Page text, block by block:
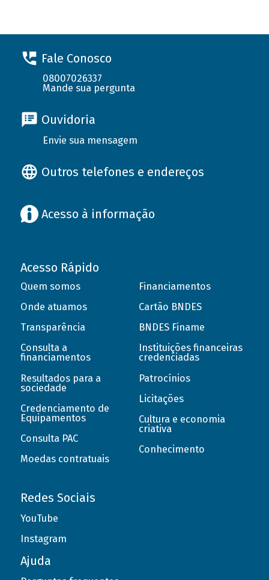
Fale Conosco
08007026337
Mande sua pergunta
Ouvidoria
Envie sua mensagem
Outros telefones e endereços
Acesso à informação
Acesso Rápido
Quem somos
Onde atuamos
Transparência
Consulta a
financiamentos
Resultados para a
sociedade
Credenciamento de
Equipamentos
Consulta PAC
Moedas contratuais
Financiamentos
Cartão BNDES
BNDES Finame
Instituições financeiras
credenciadas
Patrocínios
Licitações
Cultura e economia
criativa
Conhecimento
Redes Sociais
YouTube
Instagram
Ajuda